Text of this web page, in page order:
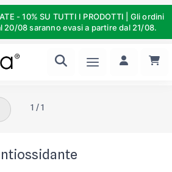
- 10% SU TUTTI I PRODOTTI | Gli ordini
20/08 saranno evasi a partire dal 21/08.
1 / 1